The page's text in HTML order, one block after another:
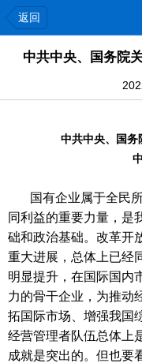
返回
中共中央、国务院
中共中央、国务
国有企业属于全民
同利益的重要力量，是
础和政治基础。改革开
重大进展，总体上已经
明显提升，在国际国内
力的骨干企业，为推动
拓国际市场、增强我国
经营管理者队伍总体上
成就是突出的。但也要